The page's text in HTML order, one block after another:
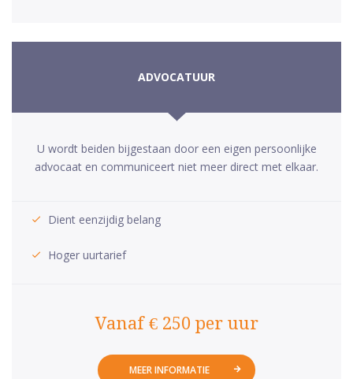
ADVOCATUUR
U wordt beiden bijgestaan door een eigen persoonlijke
advocaat en communiceert niet meer direct met elkaar.
Dient eenzijdig belang
Hoger uurtarief
Vanaf € 250 per uur
MEER INFORMATIE